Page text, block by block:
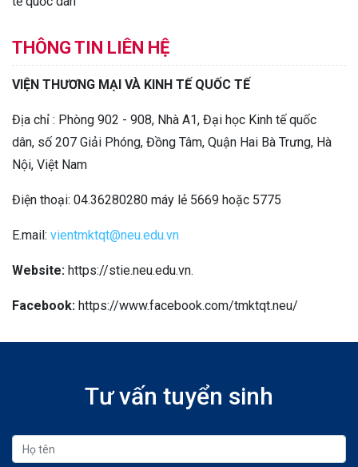
THÔNG TIN LIÊN HỆ
VIỆN THƯƠNG MẠI VÀ KINH TẾ QUỐC TẾ
Địa chỉ : Phòng 902 - 908, Nhà A1, Đại học Kinh tế quốc
dân, số 207 Giải Phóng, Đồng Tâm, Quận Hai Bà Trưng, Hà
Nội, Việt Nam
Điện thoại: 04.36280280 máy lẻ 5669 hoặc 5775
E.mail: vientmktqt@neu.edu.vn
Website: https://stie.neu.edu.vn.
Facebook: https://www.facebook.com/tmktqt.neu/
Tư vấn tuyển sinh